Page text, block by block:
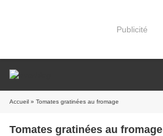
Publicité
Accueil » Tomates gratinées au fromage
Tomates gratinées au fromage